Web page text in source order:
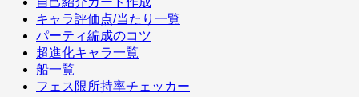
キャラ評価点/当たり一覧
パーティ編成のコツ
超進化キャラ一覧
船一覧
フェス限所持率チェッカー